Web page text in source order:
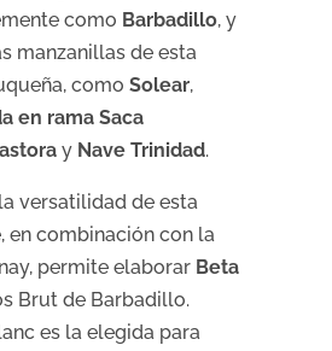
como Barbadillo, y
manzanillas de esta
como Solear,
en rama Saca
y Nave Trinidad.
versatilidad de esta
en combinación con la
permite elaborar Beta
Brut de Barbadillo.
es la elegida para